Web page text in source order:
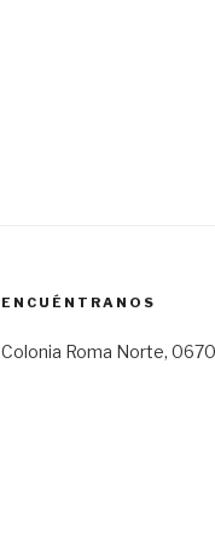
ENCUÉNTRANOS
Colonia Roma Norte,